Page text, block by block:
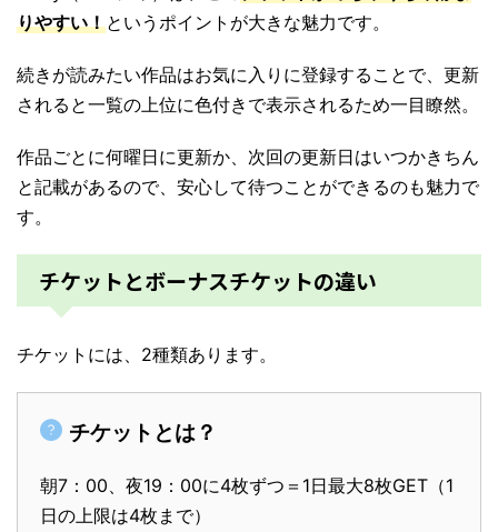
りやすい！というポイントが大きな魅力です。
続きが読みたい作品はお気に入りに登録することで、更新
されると一覧の上位に色付きで表示されるため一目瞭然。
作品ごとに何曜日に更新か、次回の更新日はいつかきちん
と記載があるので、安心して待つことができるのも魅力で
す。
チケットとボーナスチケットの違い
チケットには、2種類あります。
チケットとは？
朝7：00、夜19：00に4枚ずつ＝1日最大8枚GET（1
日の上限は4枚まで）